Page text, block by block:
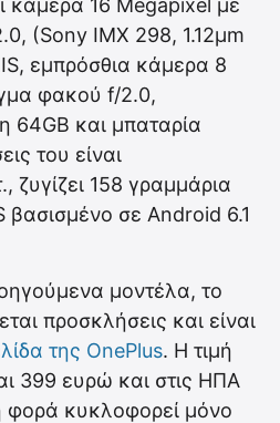
κάμερα 16 Megapixel με
(Sony IMX 298, 1.12μm
εμπρόσθια κάμερα 8
φακού f/2.0,
και μπαταρία
του είναι
ζυγίζει 158 γραμμάρια
βασισμένο σε Android 6.1
μοντέλα, το
προσκλήσεις και είναι
της OnePlus. H τιμή
399 ευρώ και στις ΗΠΑ
φορά κυκλοφορεί μόνο